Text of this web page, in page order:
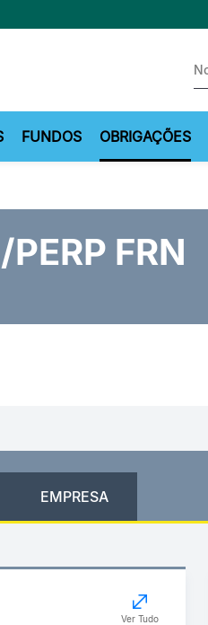
FUNDOS OBRIGAÇÕES
FRN
EMPRESA
Ver Tudo